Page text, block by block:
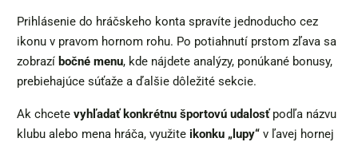
Prihlásenie do hráčskeho konta spravíte jednoducho cez
ikonu v pravom hornom rohu. Po potiahnutí prstom zľava sa
zobrazí bočné menu, kde nájdete analýzy, ponúkané bonusy,
prebiehajúce súťaže a ďalšie dôležité sekcie.
Ak chcete vyhľadať konkrétnu športovú udalosťpodľa názvu
klubu alebo mena hráča, využite ikonku „lupy“ v ľavej hornej